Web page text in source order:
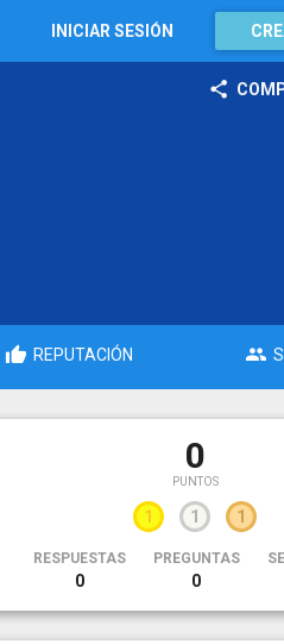
INICIAR SESIÓN
REPUTACIÓN
0
PUNTOS
1 1 1
RESPUESTAS
0
PREGUNTAS
0